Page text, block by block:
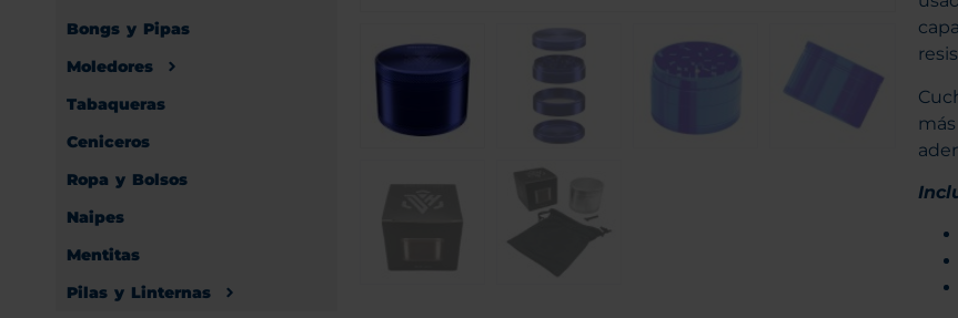
Bongs y Pipas
Moledores
Tabaqueras
Ceniceros
Ropa y Bolsos
Naipes
Mentitas
Pilas y Linternas